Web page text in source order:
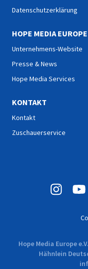
Datenschutzerklärung
HOPE MEDIA EUROPE
Unternehmens-Website
Presse & News
Hope Media Services
KONTAKT
Kontakt
Zuschauerservice
Hope Media Europe
Hähnlein